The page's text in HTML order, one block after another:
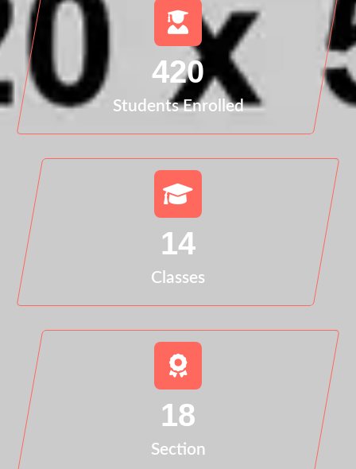
420
Students Enrolled
14
Classes
18
Section